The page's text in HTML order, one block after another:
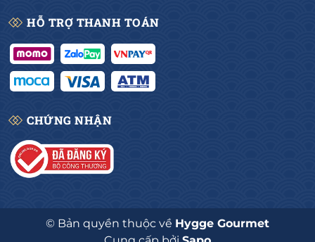
HỖ TRỢ THANH TOÁN
CHỨNG NHẬN
© Bản quyền thuộc về Hygge Gourmet